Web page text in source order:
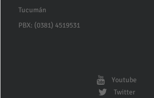
Tucumán
PBX: (0381) 4519531
Youtube
Twitter